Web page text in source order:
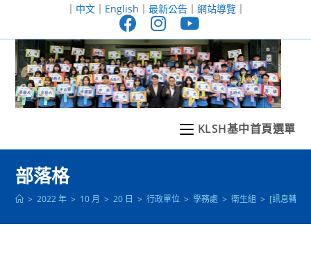
至
｜ 中文｜ English ｜ 最新公告｜ 網站導覽｜
KLSH基中首頁選單
部落格
> 2022 年 > 10 月 > 20 日 > 行政單位 > 學務處 > 衛生組 > [訊息轉知]